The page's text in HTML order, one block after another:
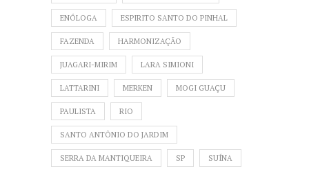
ENÓLOGA ESPIRITO SANTO DO PINHAL
FAZENDA HARMONIZAÇÃO
JUAGARI-MIRIM LARA SIMIONI
LATTARINI MERKEN MOGI GUAÇU
PAULISTA RIO
SANTO ANTÔNIO DO JARDIM
SERRA DA MANTIQUEIRA SP SUÍNA